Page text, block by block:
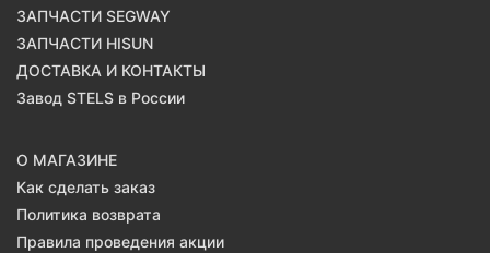
ЗАПЧАСТИ SEGWAY
ЗАПЧАСТИ HISUN
ДОСТАВКА И КОНТАКТЫ
Завод STELS в России
О МАГАЗИНЕ
Как сделать заказ
Политика возврата
Правила проведения акции